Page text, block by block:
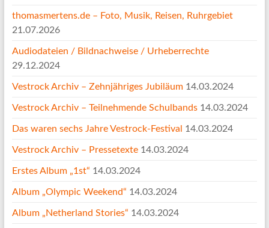
thomasmertens.de – Foto, Musik, Reisen, Ruhrgebiet
21.07.2026
Audiodateien / Bildnachweise / Urheberrechte
29.12.2024
Vestrock Archiv – Zehnjähriges Jubiläum 14.03.2024
Vestrock Archiv – Teilnehmende Schulbands 14.03.2024
Das waren sechs Jahre Vestrock-Festival 14.03.2024
Vestrock Archiv – Pressetexte 14.03.2024
Erstes Album „1st“ 14.03.2024
Album „Olympic Weekend“ 14.03.2024
Album „Netherland Stories“ 14.03.2024